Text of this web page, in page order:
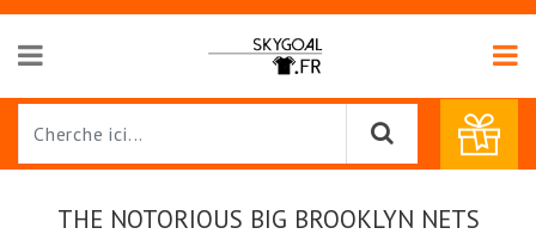
THE NOTORIOUS BIG BROOKLYN NETS